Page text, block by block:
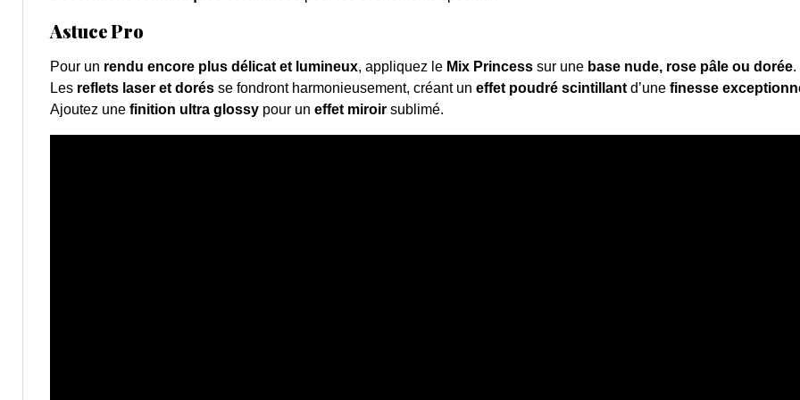
Astuce Pro
Pour un rendu encore plus délicat et lumineux, appliquez le Mix Princess sur une base nude, rose pâle ou dorée.
Les reflets laser et dorés se fondront harmonieusement, créant un effet poudré scintillantd’une finesse
Ajoutez une finition ultra glossy pour un effet miroir sublimé.